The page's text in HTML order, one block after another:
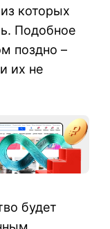
которых
Подобное
поздно –
их не
будет